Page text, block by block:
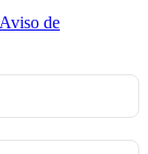
Aviso de